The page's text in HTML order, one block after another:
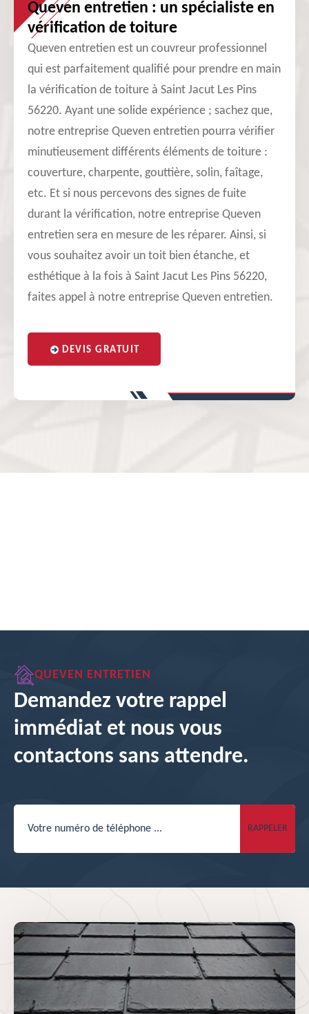
Queven entretien : un spécialiste en
vérification de toiture
Queven entretien est un couvreur professionnel
qui est parfaitement qualifié pour prendre en main
la vérification de toiture à Saint Jacut Les Pins
56220. Ayant une solide expérience ; sachez que,
notre entreprise Queven entretien pourra vérifier
minutieusement différents éléments de toiture :
couverture, charpente, gouttière, solin, faîtage,
etc. Et si nous percevons des signes de fuite
durant la vérification, notre entreprise Queven
entretien sera en mesure de les réparer. Ainsi, si
vous souhaitez avoir un toit bien étanche, et
esthétique à la fois à Saint Jacut Les Pins 56220,
faites appel à notre entreprise Queven entretien.
DEVIS GRATUIT
QUEVEN ENTRETIEN
Demandez votre rappel
immédiat et nous vous
contactons sans attendre.